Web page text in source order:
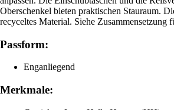
Oberschenkel bieten praktischen Stauraum.
recyceltes Material. Siehe Zusammensetzung
Passform:
Enganliegend
Merkmale: